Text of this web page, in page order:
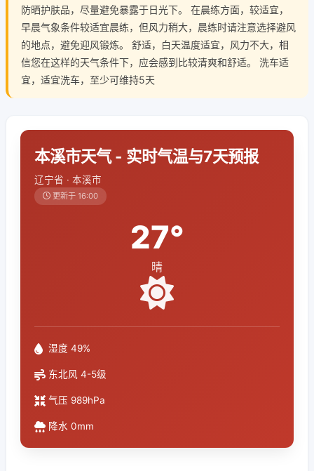
防晒护肤品，尽量避免暴露于日光下。 在晨练方面，较适宜，
早晨气象条件较适宜晨练，但风力稍大，晨练时请注意选择避风
的地点，避免迎风锻炼。 舒适，白天温度适宜，风力不大，相
信您在这样的天气条件下，应会感到比较清爽和舒适。 洗车适
宜，适宜洗车，至少可维持5天
本溪市天气 - 实时气温与7天预报
辽宁省 · 本溪市
更新于 16:00
27°
晴
湿度 49%
东北风 4-5级
气压 989hPa
降水 0mm